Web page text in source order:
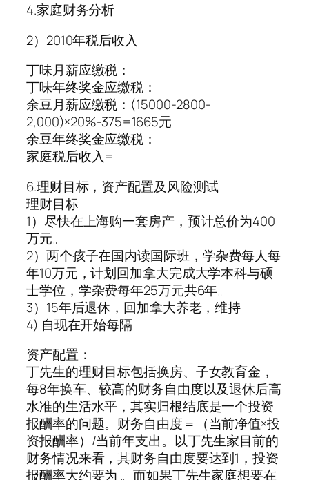
4.家庭财务分析
2）2010年税后收入
丁味月薪应缴税：
丁味年终奖金应缴税：
余豆月薪应缴税：(15000-2800-
2,000)×20%-375=1665元
余豆年终奖金应缴税：
家庭税后收入=
6.理财目标，资产配置及风险测试
理财目标
1）尽快在上海购一套房产，预计总价为400
万元。
2）两个孩子在国内读国际班，学杂费每人每
年10万元，计划回加拿大完成大学本科与硕
士学位，学杂费每年25万元共6年。
3）15年后退休，回加拿大养老，维持
4) 自现在开始每隔
资产配置：
丁先生的理财目标包括换房、子女教育金，
每8年换车、较高的财务自由度以及退休后高
水准的生活水平，其实归根结底是一个投资
报酬率的问题。财务自由度＝（当前净值×投
资报酬率）/当前年支出。以丁先生家目前的
财务情况来看，其财务自由度要达到1，投资
报酬率大约要为 。而如果丁先生家庭想要在